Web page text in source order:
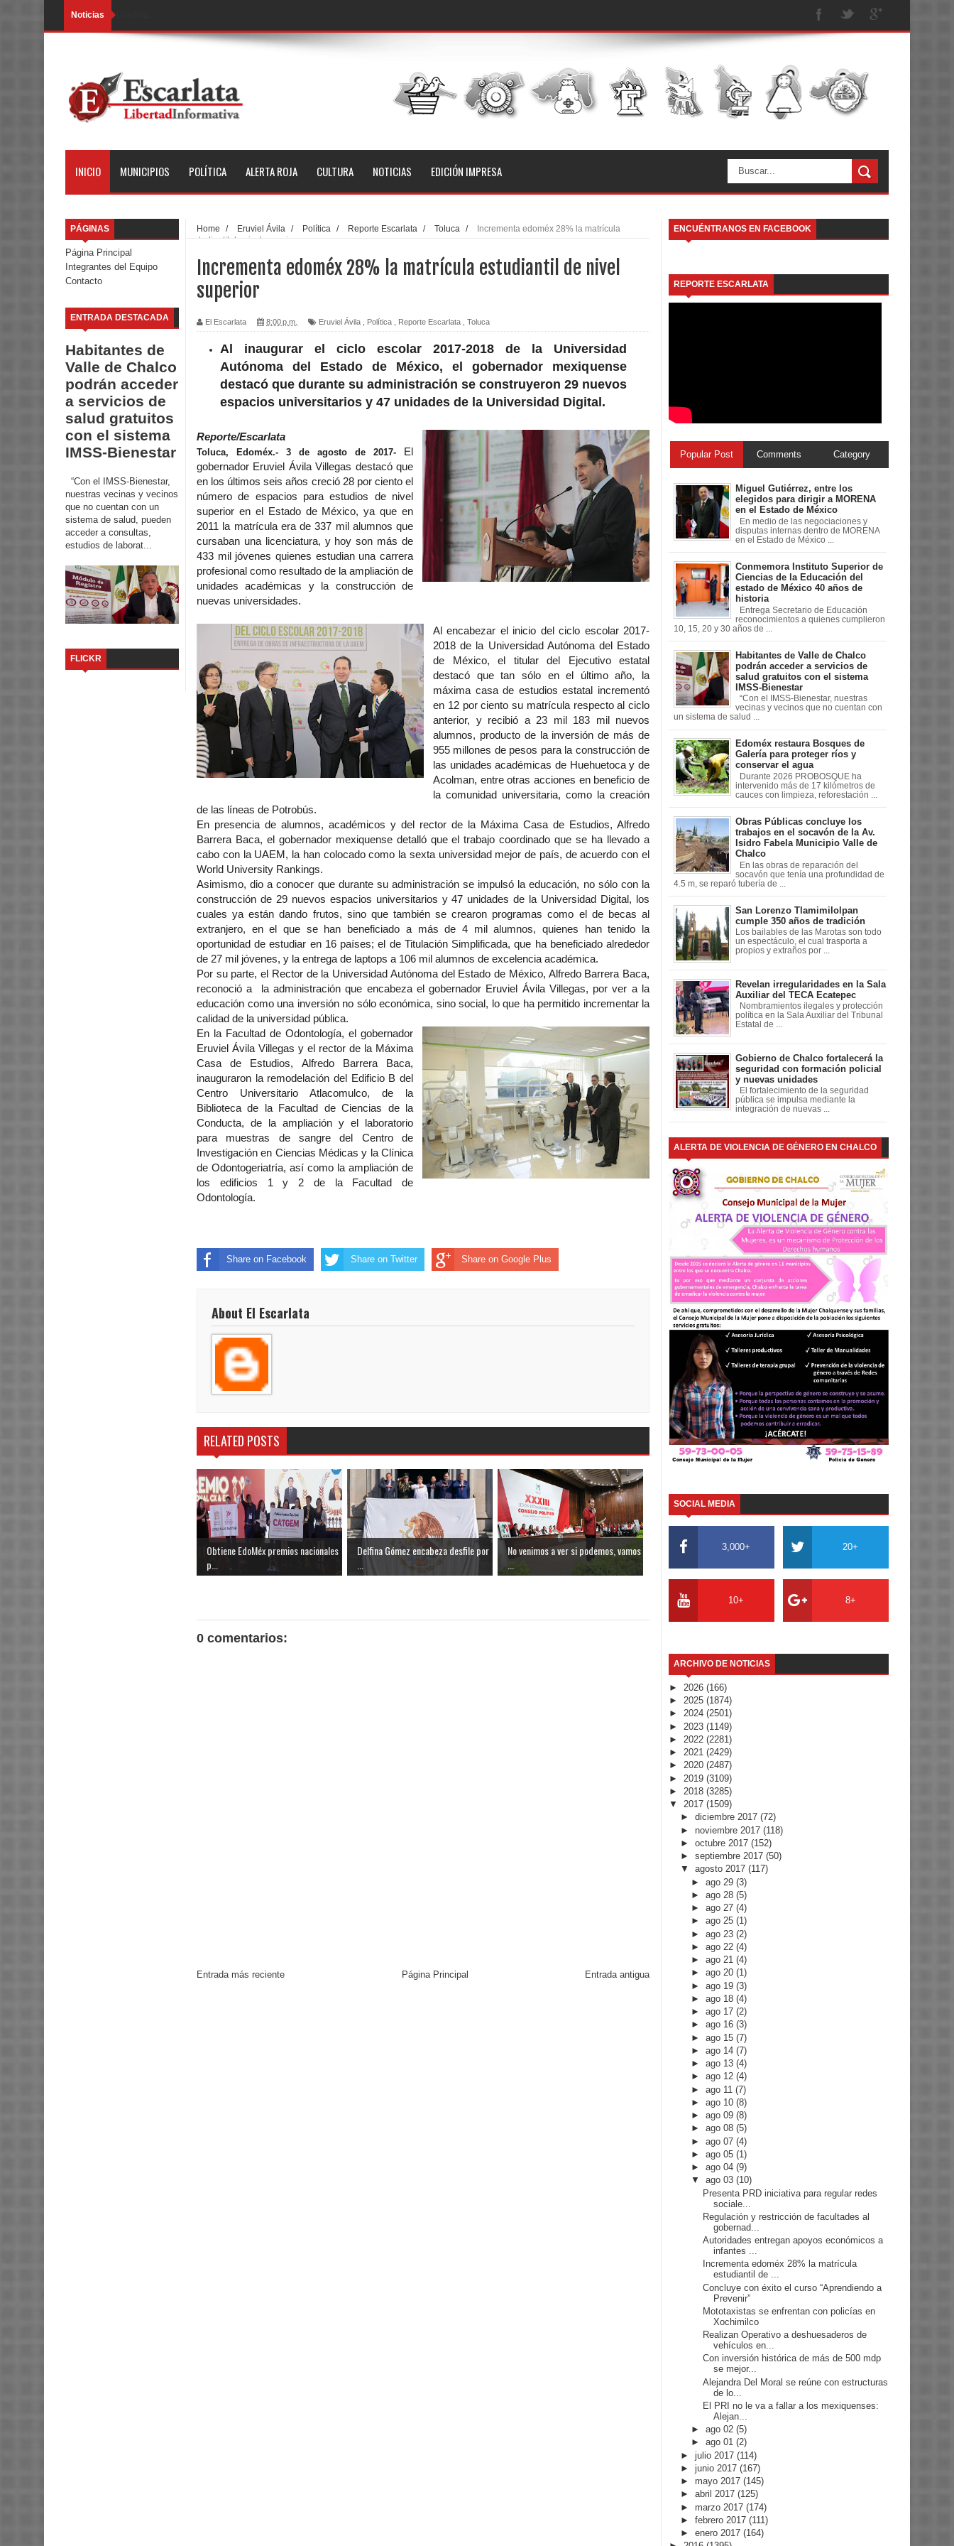
Noticias
INICIO MUNICIPIOS POLÍTICA ALERTA ROJA CULTURA NOTICIAS EDICIÓN IMPRESA
PÁGINAS
Página Principal
Integrantes del Equipo
Contacto
ENTRADA DESTACADA
Habitantes de
Valle de Chalco
podrán acceder
a servicios de
salud gratuitos
con el sistema
IMSS-Bienestar
“Con el IMSS-Bienestar,
nuestras vecinas y vecinos
que no cuentan con un
sistema de salud, pueden
acceder a consultas,
estudios de laborat...
FLICKR
Home / Eruviel Ávila / Política / Reporte Escarlata / Toluca /
Incrementa edoméx 28% la matrícula
estudiantil de nivel superior
Incrementa edoméx 28% la matrícula estudiantil de nivel
superior
El Escarlata 8:00 p.m. Eruviel Ávila Política Reporte Escarlata Toluca
Al inaugurar el ciclo escolar 2017-2018 de la Universidad
Autónoma del Estado de México, el gobernador mexiquense
destacó que durante su administración se construyeron 29 nuevos
espacios universitarios y 47 unidades de la Universidad Digital.
Reporte/Escarlata
Toluca, Edoméx.- 3 de agosto de 2017-
El
gobernador Eruviel Ávila Villegas destacó que
en los últimos seis años creció 28 por ciento el
número de espacios para estudios de nivel
superior en el Estado de México, ya que en
2011 la matrícula era de 337 mil alumnos que
cursaban una licenciatura, y hoy son más de
433 mil jóvenes quienes estudian una carrera
profesional como resultado de la ampliación de
unidades académicas y la construcción de
nuevas universidades.
Al encabezar el inicio del ciclo escolar 2017-
2018 de la Universidad Autónoma del Estado
de México, el titular del Ejecutivo estatal
destacó que tan sólo en el último año, la
máxima casa de estudios estatal incrementó
en 12 por ciento su matrícula respecto al ciclo
anterior, y recibió a 23 mil 183 mil nuevos
alumnos, producto de la inversión de más de
955 millones de pesos para la construcción de
las unidades académicas de Huehuetoca y de
Acolman, entre otras acciones en beneficio de
la comunidad universitaria, como la creación
de las líneas de Potrobús.
En presencia de alumnos, académicos y del rector de la Máxima Casa de Estudios, Alfredo
Barrera Baca, el gobernador mexiquense detalló que el trabajo coordinado que se ha llevado a
cabo con la UAEM, la han colocado como la sexta universidad mejor de país, de acuerdo con el
World University Rankings.
Asimismo, dio a conocer que durante su administración se impulsó la educación, no sólo con la
construcción de 29 nuevos espacios universitarios y 47 unidades de la Universidad Digital, los
cuales ya están dando frutos, sino que también se crearon programas como el de becas al
extranjero, en el que se han beneficiado a más de 4 mil alumnos, quienes han tenido la
oportunidad de estudiar en 16 países; el de Titulación Simplificada, que ha beneficiado alrededor
de 27 mil jóvenes, y la entrega de laptops a 106 mil alumnos de excelencia académica.
Por su parte, el Rector de la Universidad Autónoma del Estado de México, Alfredo Barrera Baca,
reconoció a la administración que encabeza el gobernador Eruviel Ávila Villegas, por ver a la
educación como una inversión no sólo económica, sino social, lo que ha permitido incrementar la
calidad de la universidad pública.
En la Facultad de Odontología, el gobernador
Eruviel Ávila Villegas y el rector de la Máxima
Casa de Estudios, Alfredo Barrera Baca,
inauguraron la remodelación del Edificio B del
Centro Universitario Atlacomulco, de la
Biblioteca de la Facultad de Ciencias de la
Conducta, de la ampliación y el laboratorio
para muestras de sangre del Centro de
Investigación en Ciencias Médicas y la Clínica
de Odontogeriatría, así como la ampliación de
los edificios 1 y 2 de la Facultad de
Odontología.
Share on Facebook Share on Twitter Share on Google Plus
About El Escarlata
RELATED POSTS
Obtiene EdoMéx premios nacionales
p...
Delfina Gómez encabeza desfile por
...
No venimos a ver si podemos, vamos
...
0 comentarios:
Entrada más reciente Entrada antigua
Página Principal
ENCUÉNTRANOS EN FACEBOOK
REPORTE ESCARLATA
Popular Post Comments Category
Miguel Gutiérrez, entre los
elegidos para dirigir a MORENA
en el Estado de México
En medio de las negociaciones y
disputas internas dentro de MORENA
en el Estado de México ...
Conmemora Instituto Superior de
Ciencias de la Educación del
estado de México 40 años de
historia
Entrega Secretario de Educación
reconocimientos a quienes cumplieron
10, 15, 20 y 30 años de ...
Habitantes de Valle de Chalco
podrán acceder a servicios de
salud gratuitos con el sistema
IMSS-Bienestar
“Con el IMSS-Bienestar, nuestras
vecinas y vecinos que no cuentan con
un sistema de salud ...
Edoméx restaura Bosques de
Galería para proteger ríos y
conservar el agua
Durante 2026 PROBOSQUE ha
intervenido más de 17 kilómetros de
cauces con limpieza, reforestación ...
Obras Públicas concluye los
trabajos en el socavón de la Av.
Isidro Fabela Municipio Valle de
Chalco
En las obras de reparación del
socavón que tenía una profundidad de
4.5 m, se reparó tubería de ...
San Lorenzo Tlamimilolpan
cumple 350 años de tradición
Los bailables de las Marotas son todo
un espectáculo, el cual trasporta a
propios y extraños por ...
Revelan irregularidades en la Sala
Auxiliar del TECA Ecatepec
Nombramientos ilegales y protección
política en la Sala Auxiliar del Tribunal
Estatal de ...
Gobierno de Chalco fortalecerá la
seguridad con formación policial
y nuevas unidades
El fortalecimiento de la seguridad
pública se impulsa mediante la
integración de nuevas ...
ALERTA DE VIOLENCIA DE GÉNERO EN CHALCO
SOCIAL MEDIA
3,000+ 20+
10+ 8+
ARCHIVO DE NOTICIAS
► 2026 (166)
► 2025 (1874)
► 2024 (2501)
► 2023 (1149)
► 2022 (2281)
► 2021 (2429)
► 2020 (2487)
► 2019 (3109)
► 2018 (3285)
▼ 2017 (1509)
► diciembre 2017 (72)
► noviembre 2017 (118)
► octubre 2017 (152)
► septiembre 2017 (50)
▼ agosto 2017 (117)
►ago 29(3)
►ago 28(5)
►ago 27(4)
►ago 25(1)
►ago 23(2)
►ago 22(4)
►ago 21(4)
►ago 20(1)
►ago 19(3)
►ago 18(4)
►ago 17(2)
►ago 16(3)
►ago 15(7)
►ago 14(7)
►ago 13(4)
►ago 12(4)
►ago 11(7)
►ago 10(8)
►ago 09(8)
►ago 08(5)
►ago 07(4)
►ago 05(1)
►ago 04(9)
▼ago 03(10)
Presenta PRD iniciativa para regular redes
sociale...
Regulación y restricción de facultades al
gobernad...
Autoridades entregan apoyos económicos a
infantes ...
Incrementa edoméx 28% la matrícula
estudiantil de ...
Concluye con éxito el curso “Aprendiendo a
Prevenir”
Mototaxistas se enfrentan con policías en
Xochimilco
Realizan Operativo a deshuesaderos de
vehículos en...
Con inversión histórica de más de 500 mdp
se mejor...
Alejandra Del Moral se reúne con estructuras
de lo...
El PRI no le va a fallar a los mexiquenses:
Alejan...
►ago 02(5)
►ago 01(2)
► julio 2017 (114)
► junio 2017 (167)
► mayo 2017 (145)
► abril 2017 (125)
► marzo 2017 (174)
► febrero 2017 (111)
► enero 2017 (164)